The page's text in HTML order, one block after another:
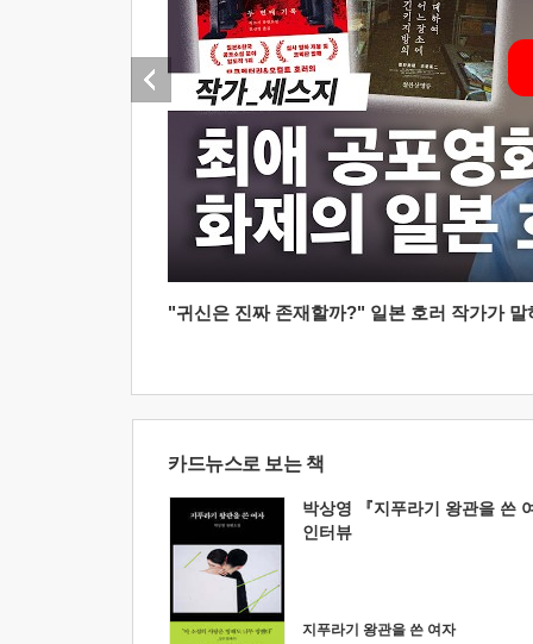
"귀신은 진짜 존재할까?" 일본 호러 작가가
카드뉴스로 보는 책
박상영 『지푸라기 왕관을 쓴
인터뷰
지푸라기 왕관을 쓴 여자